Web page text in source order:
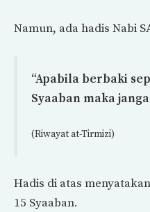
Namun, ada hadis Nabi
“Apabila berbaki
Syaaban maka
(Riwayat at-Tirmizi)
Hadis di atas
15 Syaaban.